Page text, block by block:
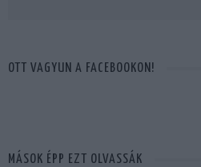
OTT VAGYUN A FACEBOOKON!
MÁSOK ÉPP EZT OLVASSÁK